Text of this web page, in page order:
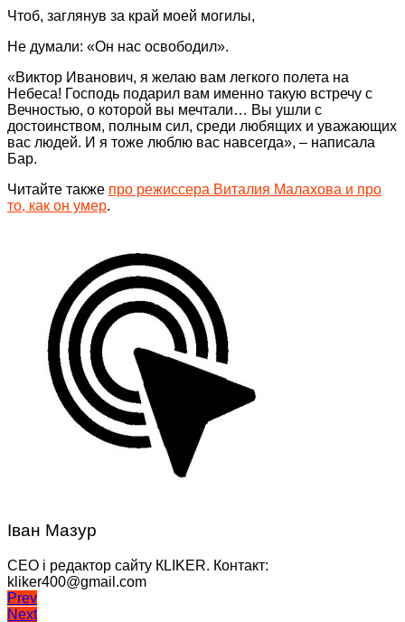
Чтоб, заглянув за край моей могилы,
Не думали: «Он нас освободил».
«Виктор Иванович, я желаю вам легкого полета на
Небеса! Господь подарил вам именно такую встречу с
Вечностью, о которой вы мечтали… Вы ушли с
достоинством, полным сил, среди любящих и уважающих
вас людей. И я тоже люблю вас навсегда», – написала
Бар.
Читайте также про режиссера Виталия Малахова и про
то, как он умер.
Іван Мазур
CEO і редактор сайту КLIKER. Контакт:
kliker400@gmail.com
Навігація
Prev
Next